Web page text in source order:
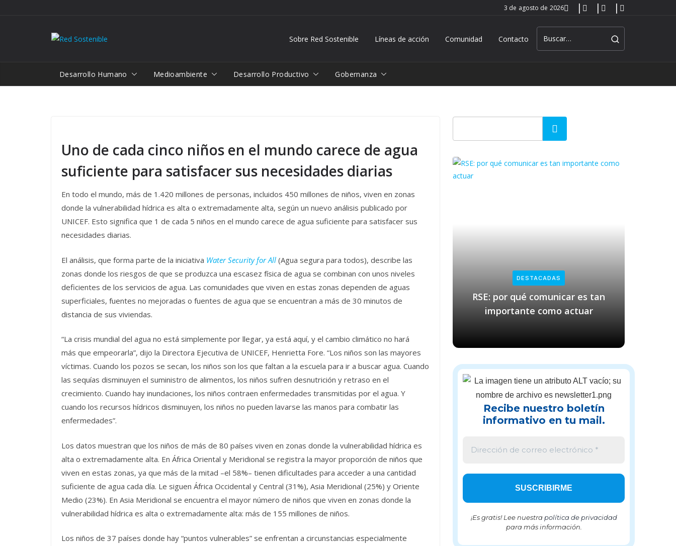
3 de agosto de 2026
Sobre Red Sostenible Líneas de acción Comunidad Contacto
Desarrollo Humano Medioambiente Desarrollo Productivo Gobernanza
Uno de cada cinco niños en el mundo carece de agua
suficiente para satisfacer sus necesidades diarias
En todo el mundo, más de 1.420 millones de personas, incluidos 450 millones de niños, viven en zonas
donde la vulnerabilidad hídrica es alta o extremadamente alta, según un nuevo análisis publicado por
UNICEF. Esto significa que 1 de cada 5 niños en el mundo carece de agua suficiente para satisfacer sus
necesidades diarias.
El análisis, que forma parte de la iniciativa Water Security for All (Agua segura para todos), describe las
zonas donde los riesgos de que se produzca una escasez física de agua se combinan con unos niveles
deficientes de los servicios de agua. Las comunidades que viven en estas zonas dependen de aguas
superficiales, fuentes no mejoradas o fuentes de agua que se encuentran a más de 30 minutos de
distancia de sus viviendas.
“La crisis mundial del agua no está simplemente por llegar, ya está aquí, y el cambio climático no hará
más que empeorarla”, dijo la Directora Ejecutiva de UNICEF, Henrietta Fore. “Los niños son las mayores
víctimas. Cuando los pozos se secan, los niños son los que faltan a la escuela para ir a buscar agua. Cuando
las sequías disminuyen el suministro de alimentos, los niños sufren desnutrición y retraso en el
crecimiento. Cuando hay inundaciones, los niños contraen enfermedades transmitidas por el agua. Y
cuando los recursos hídricos disminuyen, los niños no pueden lavarse las manos para combatir las
enfermedades”.
Los datos muestran que los niños de más de 80 países viven en zonas donde la vulnerabilidad hídrica es
alta o extremadamente alta. En África Oriental y Meridional se registra la mayor proporción de niños que
viven en estas zonas, ya que más de la mitad –el 58%– tienen dificultades para acceder a una cantidad
suficiente de agua cada día. Le siguen África Occidental y Central (31%), Asia Meridional (25%) y Oriente
Medio (23%). En Asia Meridional se encuentra el mayor número de niños que viven en zonas donde la
vulnerabilidad hídrica es alta o extremadamente alta: más de 155 millones de niños.
Los niños de 37 países donde hay “puntos vulnerables” se enfrentan a circunstancias especialmente
DESTACADAS
RSE: por qué comunicar es tan
importante como actuar
Recibe nuestro boletín
informativo en tu mail.
¡Es gratis! Lee nuestra política de privacidad
para más información.